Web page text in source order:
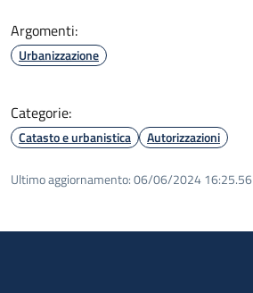
Argomenti:
Urbanizzazione
Categorie:
Catasto e urbanistica Autorizzazioni
Ultimo aggiornamento:06/06/2024 16:25.56